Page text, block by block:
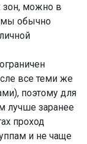
зон, можно в
обычно
все теми же
поэтому для
лучше заранее
проход
и не чаще